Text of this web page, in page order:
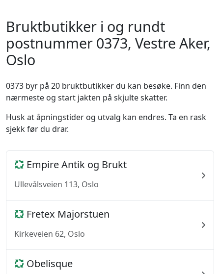
Bruktbutikker i og rundt
postnummer 0373, Vestre Aker,
Oslo
0373 byr på 20 bruktbutikker du kan besøke. Finn den
nærmeste og start jakten på skjulte skatter.
Husk at åpningstider og utvalg kan endres. Ta en rask
sjekk før du drar.
Empire Antik og Brukt
Ullevålsveien 113, Oslo
Fretex Majorstuen
Kirkeveien 62, Oslo
Obelisque